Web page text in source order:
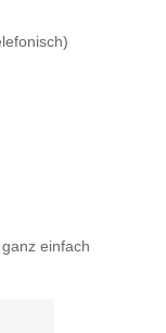
einfach